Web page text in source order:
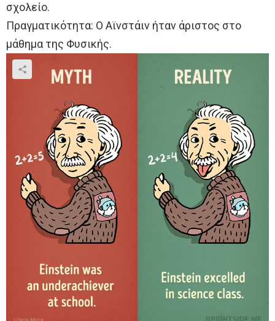
σχολείο.
Πραγματικότητα: Ο Αϊνστάιν ήταν άριστος στο
μάθημα της Φυσικής.